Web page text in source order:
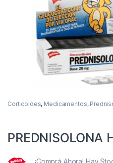
Corticoides, Medicamentos,
PREDNISOLONA